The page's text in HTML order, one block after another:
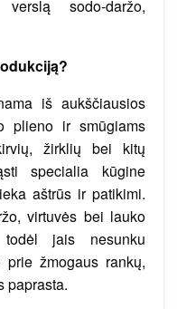
sodo-daržo,
iš aukščiausios
plieno ir smūgiams
žirklių bei kitų
specialia kūgine
aštrūs ir patikimi.
virtuvės bei lauko
jais nesunku
žmogaus rankų,
paprasta.